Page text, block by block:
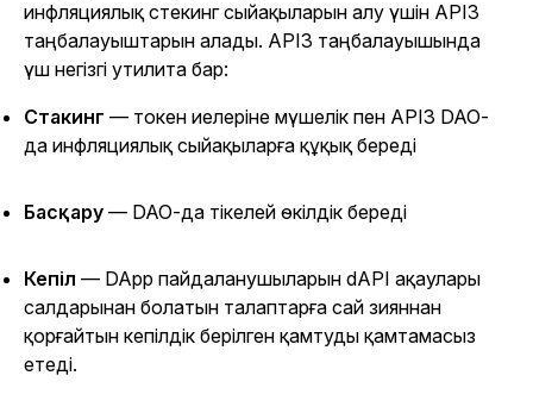
инфляциялық стекинг сыйақыларын алу үшін API3
таңбалауыштарын алады. API3 таңбалауышында
үш негізгі утилита бар:
Стакинг — токен иелеріне мүшелік пен API3 DAO-
да инфляциялық сыйақыларға құқық береді
Басқару — DAO-да тікелей өкілдік береді
Кепіл — DApp пайдаланушыларын dAPI ақаулары
салдарынан болатын талаптарға сай зияннан
қорғайтын кепілдік берілген қамтуды қамтамасыз
етеді.